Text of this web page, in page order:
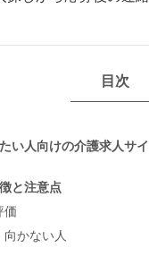
目次
い人向けの介護求人サイ
と注意点
価
かない人